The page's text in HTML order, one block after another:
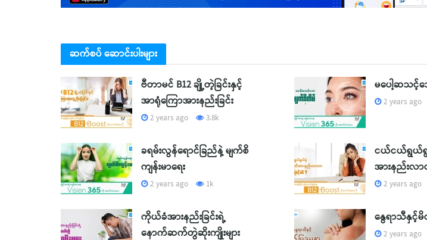
ဆက်စပ် ဆောင်းပါးများ
ဗီတာမင် B12 ချို့တဲ့ခြင်းနှင့်
အာရုံကြောအားနည်းခြင်း
2 years ago 3.8k
မပေါ့ဆသင့်
2 years ago
ခရမ်းလွန်ရောင်ခြည်နဲ့ မျက်စိ
ကျန်းမာရေး
2 years ago 1k
ငယ်ငယ်ရွယ်
အားနည်းလ
2 years ago
ကိုယ်ခံအားနည်းခြင်းရဲ့
နောက်ဆက်တွဲဆိုးကျိုးများ
နွေရာသီနှင့်
2 years ago